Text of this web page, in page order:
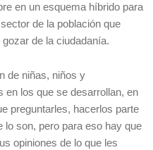
en un esquema híbrido para
de la población que
de la ciudadanía.
de niñas, niños y
en los que se desarrollan, en
preguntarles, hacerlos parte
lo son, pero para eso hay que
opiniones de lo que les